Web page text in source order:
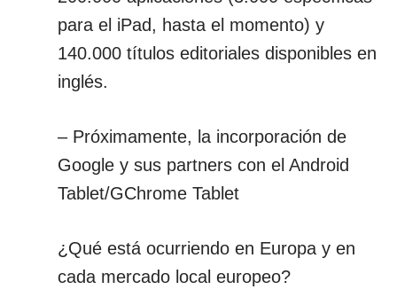
para el iPad, hasta el momento) y
140.000 títulos editoriales disponibles en
inglés.
– Próximamente, la incorporación de
Google y sus partners con el Android
Tablet/GChrome Tablet
¿Qué está ocurriendo en Europa y en
cada mercado local europeo?